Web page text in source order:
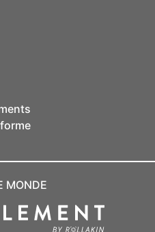
MONDE